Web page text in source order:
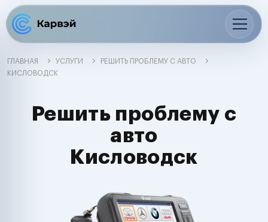
ГЛАВНАЯ УСЛУГИ
РЕШИТЬ ПРОБЛЕМУ С АВТО
КИСЛОВОДСК
Решить проблему с
авто
Кисловодск